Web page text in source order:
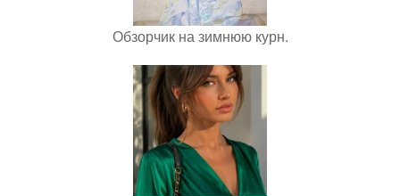
Обзорчик на зимнюю курн.